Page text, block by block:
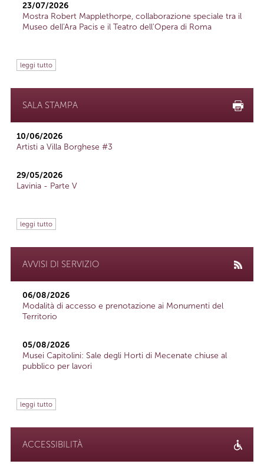
23/07/2026
Mostra Robert Mapplethorpe, collaborazione speciale tra il
Museo dell'Ara Pacis e il Teatro dell'Opera di Roma
leggi tutto
SALA STAMPA
10/06/2026
Artisti a Villa Borghese #3
29/05/2026
Lavinia - Parte V
leggi tutto
AVVISI DI SERVIZIO
06/08/2026
Modalità di accesso e prenotazione ai Monumenti del
Territorio
05/08/2026
Musei Capitolini: Sale degli Horti di Mecenate chiuse al
pubblico per lavori
leggi tutto
ACCESSIBILITÀ